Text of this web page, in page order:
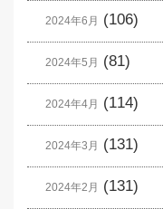
2024年6月 (106)
2024年5月 (81)
2024年4月 (114)
2024年3月 (131)
2024年2月 (131)